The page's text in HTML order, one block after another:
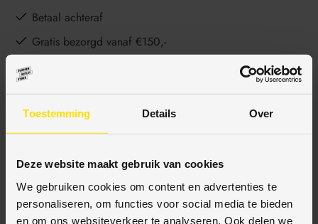
Toestemming Details Over
Deze website maakt gebruik van cookies
We gebruiken cookies om content en advertenties te
personaliseren, om functies voor social media te bieden
en om ons websiteverkeer te analyseren. Ook delen we
Betaal achteraf
Gratis bezorgd vanaf €150,-
BESCHRIJVING
SPECIFICATIES